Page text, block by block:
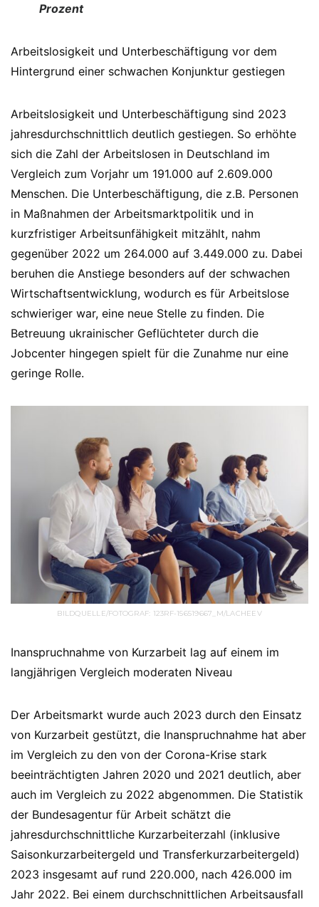
Prozent
Arbeitslosigkeit und Unterbeschäftigung vor dem
Hintergrund einer schwachen Konjunktur gestiegen
Arbeitslosigkeit und Unterbeschäftigung sind 2023
jahresdurchschnittlich deutlich gestiegen. So erhöhte
sich die Zahl der Arbeitslosen in Deutschland im
Vergleich zum Vorjahr um 191.000 auf 2.609.000
Menschen. Die Unterbeschäftigung, die z.B. Personen
in Maßnahmen der Arbeitsmarktpolitik und in
kurzfristiger Arbeitsunfähigkeit mitzählt, nahm
gegenüber 2022 um 264.000 auf 3.449.000 zu. Dabei
beruhen die Anstiege besonders auf der schwachen
Wirtschaftsentwicklung, wodurch es für Arbeitslose
schwieriger war, eine neue Stelle zu finden. Die
Betreuung ukrainischer Geflüchteter durch die
Jobcenter hingegen spielt für die Zunahme nur eine
geringe Rolle.
BILDQUELLE/FOTOGRAF: 123RF-156519667_M/LACHEEV
Inanspruchnahme von Kurzarbeit lag auf einem im
langjährigen Vergleich moderaten Niveau
Der Arbeitsmarkt wurde auch 2023 durch den Einsatz
von Kurzarbeit gestützt, die Inanspruchnahme hat aber
im Vergleich zu den von der Corona-Krise stark
beeinträchtigten Jahren 2020 und 2021 deutlich, aber
auch im Vergleich zu 2022 abgenommen. Die Statistik
der Bundesagentur für Arbeit schätzt die
jahresdurchschnittliche Kurzarbeiterzahl (inklusive
Saisonkurzarbeitergeld und Transferkurzarbeitergeld)
2023 insgesamt auf rund 220.000, nach 426.000 im
Jahr 2022. Bei einem durchschnittlichen Arbeitsausfall